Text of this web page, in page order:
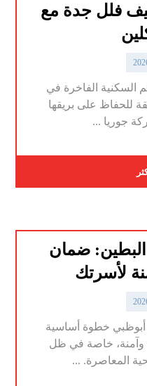
فلل جدة مع
السكنية الفاخرة في
للحفاظ على بريقها
جوريا ...
ضمان
لأسرتك
خطوة أساسية
وآمنة، خاصة في ظل
المعاصرة. ...